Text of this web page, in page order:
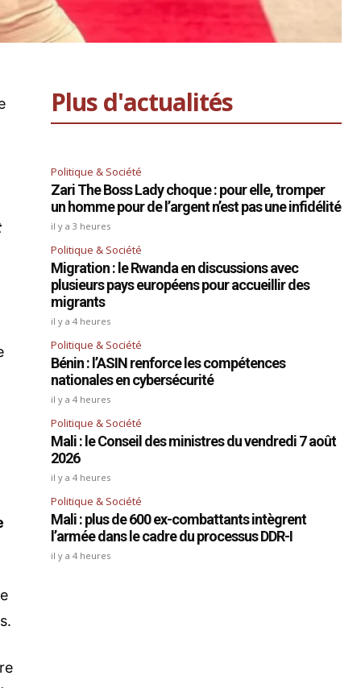
Plus d'actualités
Politique & Société
Zari The Boss Lady choque : pour elle, tromper
un homme pour de l’argent n’est pas une infidélité
il y a 3 heures
Politique & Société
Migration : le Rwanda en discussions avec
plusieurs pays européens pour accueillir des
migrants
il y a 4 heures
Politique & Société
Bénin : l’ASIN renforce les compétences
nationales en cybersécurité
il y a 4 heures
Politique & Société
Mali : le Conseil des ministres du vendredi 7 août
2026
il y a 4 heures
Politique & Société
Mali : plus de 600 ex-combattants intègrent
l’armée dans le cadre du processus DDR-I
il y a 4 heures